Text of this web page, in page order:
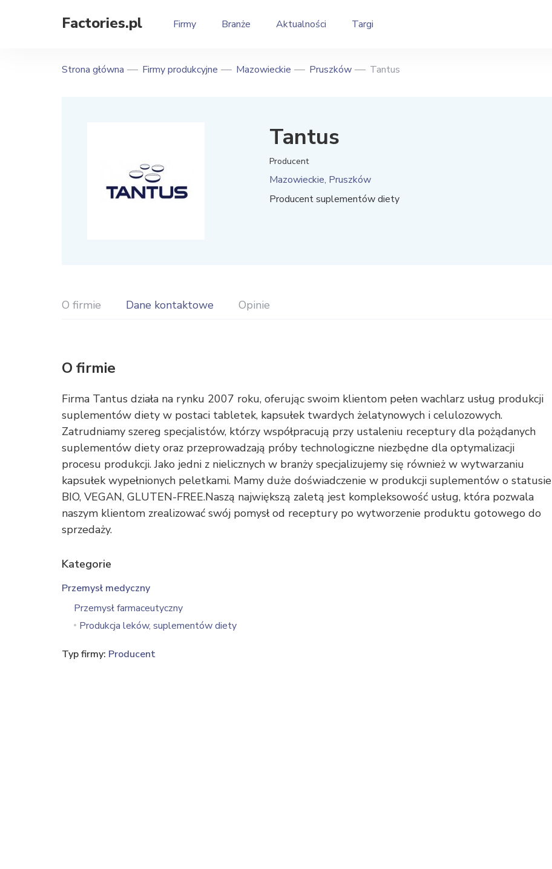
Factories.pl Firmy Branże Aktualności Targi
Strona główna Firmy produkcyjne Mazowieckie Pruszków Tantus
Tantus
Producent
Mazowieckie, Pruszków
Producent suplementów diety
O firmie Dane kontaktowe Opinie
O firmie
Firma Tantus działa na rynku 2007 roku, oferując swoim klientom pełen wachlarz usług produkcji
suplementów diety w postaci tabletek, kapsułek twardych żelatynowych i celulozowych.
Zatrudniamy szereg specjalistów, którzy współpracują przy ustaleniu receptury dla pożądanych
suplementów diety oraz przeprowadzają próby technologiczne niezbędne dla optymalizacji
procesu produkcji. Jako jedni z nielicznych w branży specjalizujemy się również w wytwarzaniu
kapsułek wypełnionych peletkami. Mamy duże doświadczenie w produkcji suplementów o statusie
BIO, VEGAN, GLUTEN-FREE.Naszą największą zaletą jest kompleksowość usług, która pozwala
naszym klientom zrealizować swój pomysł od receptury po wytworzenie produktu gotowego do
sprzedaży.
Kategorie
Przemysł medyczny
Przemysł farmaceutyczny
Produkcja leków, suplementów diety
Typ firmy: Producent